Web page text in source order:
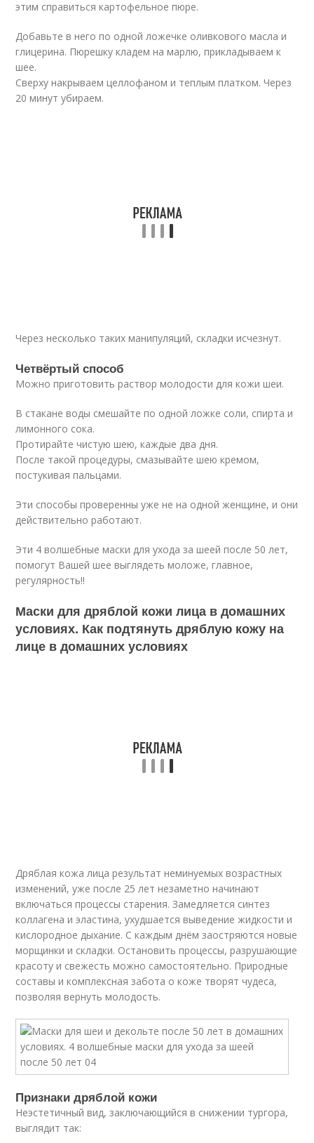
этим справиться картофельное пюре.
Добавьте в него по одной ложечке оливкового масла и
глицерина. Пюрешку кладем на марлю, прикладываем к
шее.
Сверху накрываем целлофаном и теплым платком. Через
20 минут убираем.
Через несколько таких манипуляций, складки исчезнут.
Четвёртый способ
Можно приготовить раствор молодости для кожи шеи.
В стакане воды смешайте по одной ложке соли, спирта и
лимонного сока.
Протирайте чистую шею, каждые два дня.
После такой процедуры, смазывайте шею кремом,
постукивая пальцами.
Эти способы проверенны уже не на одной женщине, и они
действительно работают.
Эти 4 волшебные маски для ухода за шеей после 50 лет,
помогут Вашей шее выглядеть моложе, главное,
регулярность!!
Маски для дряблой кожи лица в домашних
условиях. Как подтянуть дряблую кожу на
лице в домашних условиях
Дряблая кожа лица результат неминуемых возрастных
изменений, уже после 25 лет незаметно начинают
включаться процессы старения. Замедляется синтез
коллагена и эластина, ухудшается выведение жидкости и
кислородное дыхание. С каждым днём заостряются новые
морщинки и складки. Остановить процессы, разрушающие
красоту и свежесть можно самостоятельно. Природные
составы и комплексная забота о коже творят чудеса,
позволяя вернуть молодость.
Признаки дряблой кожи
Неэстетичный вид, заключающийся в снижении тургора,
выглядит так: